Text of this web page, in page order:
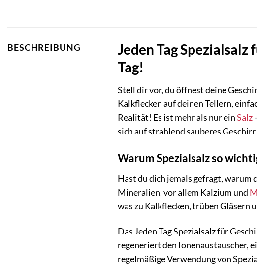
BESCHREIBUNG
Jeden Tag
Tag!
Stell dir vor, du öffnest deine
Kalkflecken auf deinen Tellern,
Realität! Es ist mehr als nur einSalz
sich auf strahlend sauberes
Warum Spezialsalz so
Hast du dich jemals gefragt, warum
Mineralien, vor allem Kalzium und
was zu Kalkflecken, trüben Gläsern
Das Jeden Tag Spezialsalz für
regeneriert den Ionenaustauscher,
regelmäßige Verwendung von